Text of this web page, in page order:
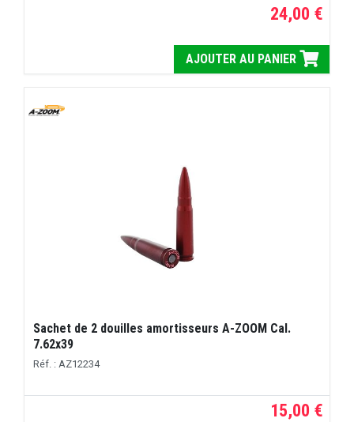
24,00 €
AJOUTER AU PANIER
Sachet de 2 douilles amortisseurs A-ZOOM Cal.
7.62x39
Réf. : AZ12234
15,00 €